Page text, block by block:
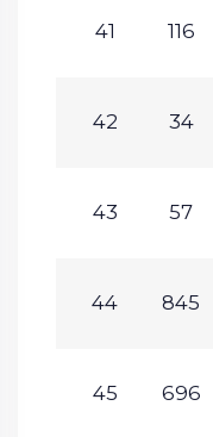
41 116
42 34
43 57
44 845
45 696